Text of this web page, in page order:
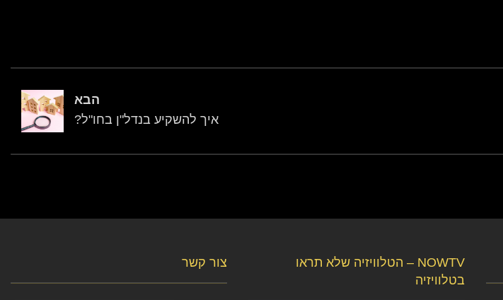
הבא
איך להשקיע בנדל"ן בחו"ל?
צור קשר
NOWTV – הטלוויזיה שלא תראו
בטלוויזיה